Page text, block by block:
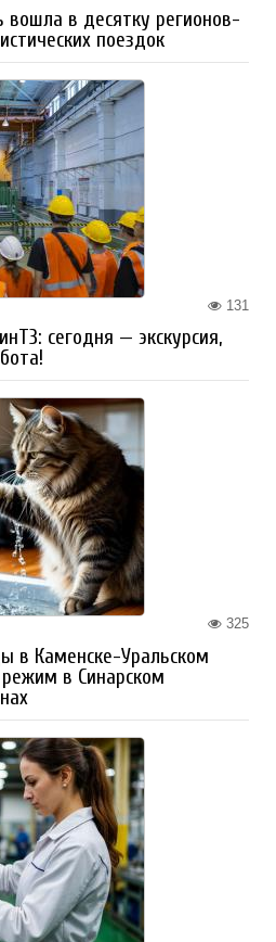
вошла в десятку регионов-
поездок
131
сегодня — экскурсия,
325
в Каменске-Уральском
в Синарском